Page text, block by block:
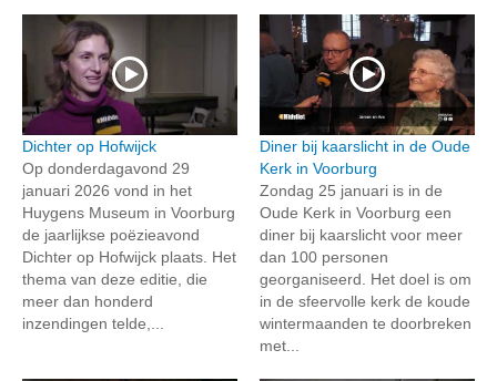
Dichter op Hofwijck
Op donderdagavond 29
januari 2026 vond in het
Huygens Museum in Voorburg
de jaarlijkse poëzieavond
Dichter op Hofwijck plaats. Het
thema van deze editie, die
meer dan honderd
inzendingen telde,...
Diner bij kaarslicht in de Oude
Kerk in Voorburg
Zondag 25 januari is in de
Oude Kerk in Voorburg een
diner bij kaarslicht voor meer
dan 100 personen
georganiseerd. Het doel is om
in de sfeervolle kerk de koude
wintermaanden te doorbreken
met...